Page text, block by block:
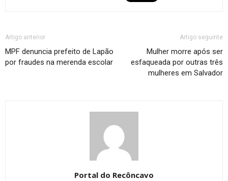
Artigo anterior
MPF denuncia prefeito de Lapão
por fraudes na merenda escolar
Artigo seguinte
Mulher morre após ser
esfaqueada por outras três
mulheres em Salvador
Portal do Recôncavo